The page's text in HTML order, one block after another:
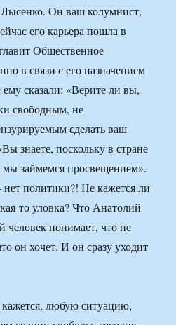
Он ваш колумнист,
его карьера пошла в
Общественное
в связи с его назначением
сказали: «Верите ли вы,
свободным, не
сделать ваш
знаете, поскольку в стране
займемся просвещением».
политики?! Не кажется ли
то уловка? Что Анатолий
человек понимает, что не
он хочет. И он сразу уходит
любую ситуацию,